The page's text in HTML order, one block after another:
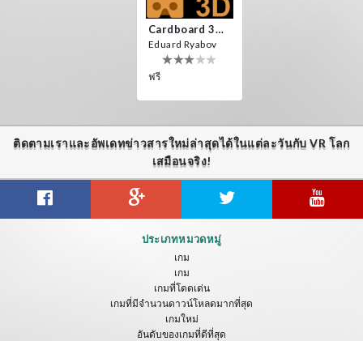
Cardboard 3D VR Space FPS Game
Eduard Ryabov
ฟรี
ติดตามเราและอัพเดทข่าวสารใหม่ล่าสุดได้ในแต่ละวันกับ VR โลก
เสมือนจริง!
ประเภทหมวดหมู่
เกม
เกม
เกมที่โดดเด่น
เกมที่มีจำนวนดาวน์โหลดมากที่สุด
เกมใหม่
อันดับของเกมที่ดีที่สุด